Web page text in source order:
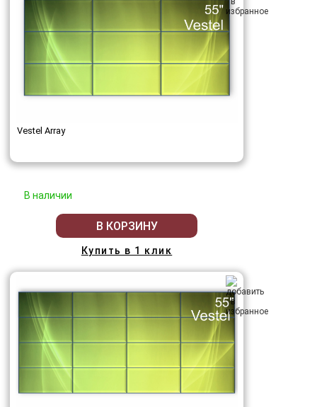
Vestel Array
В наличии
В КОРЗИНУ
Купить в 1 клик